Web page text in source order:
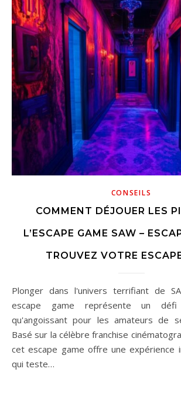
CONSEILS
COMMENT DÉJOUER LES
L’ESCAPE GAME SAW –
TROUVEZ VOTRE
Plonger dans l'univers terrifiant de SAW à travers un
escape game représente un
qu'angoissant pour les amateurs de
Basé sur la célèbre franchise
cet escape game offre une expérience
qui teste…